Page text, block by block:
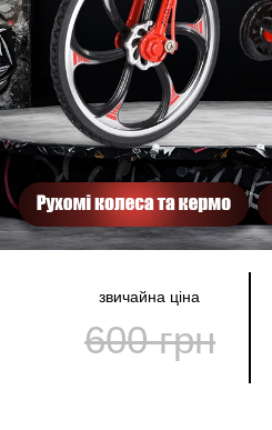
звичайна ціна
600 грн